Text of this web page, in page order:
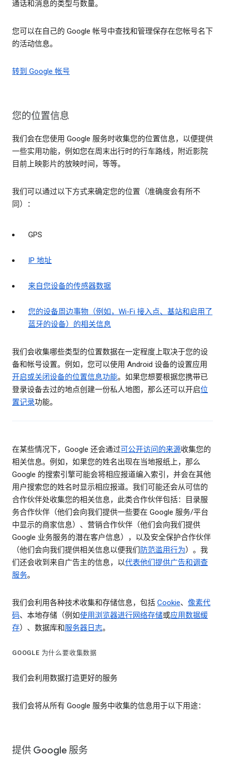
通话和消息的类型与数量。
您可以在自己的 Google 帐号中查找和管理保存在您帐号名下
的活动信息。
转到 Google 帐号
您的位置信息
我们会在您使用 Google 服务时收集您的位置信息，以便提供
一些实用功能，例如您在周末出行时的行车路线，附近影院
目前上映影片的放映时间，等等。
我们可以通过以下方式来确定您的位置（准确度会有所不
同）：
GPS
IP 地址
来自您设备的传感器数据
您的设备周边事物（例如，Wi-Fi 接入点、基站和启用了
蓝牙的设备）的相关信息
我们会收集哪些类型的位置数据在一定程度上取决于您的设
备和帐号设置。例如，您可以使用 Android 设备的设置应用
开启或关闭设备的位置信息功能。如果您想要根据您携带已
登录设备去过的地点创建一份私人地图，那么还可以开启位
置记录功能。
在某些情况下，Google 还会通过可公开访问的来源收集您的
相关信息。例如，如果您的姓名出现在当地报纸上，那么
Google 的搜索引擎可能会将相应报道编入索引，并会在其他
用户搜索您的姓名时显示相应报道。我们可能还会从可信的
合作伙伴处收集您的相关信息，此类合作伙伴包括：目录服
务合作伙伴（他们会向我们提供一些要在 Google 服务/平台
中显示的商家信息）、营销合作伙伴（他们会向我们提供
Google 业务服务的潜在客户信息），以及安全保护合作伙伴
（他们会向我们提供相关信息以便我们 防范滥用行为）。我
们还会收到来自广告主的信息，以代表他们提供广告和调查
服务。
我们会利用各种技术收集和存储信息，包括 Cookie、 像素代
码、本地存储（例如使用浏览器进行网络存储或应用数据缓
存）、数据库和服务器日志。
GOOGLE 为什么要收集数据
我们会利用数据打造更好的服务
我们会将从所有 Google 服务中收集的信息用于以下用途：
提供 Google 服务